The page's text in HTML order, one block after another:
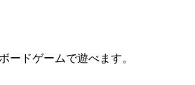
ードゲームで遊べます。